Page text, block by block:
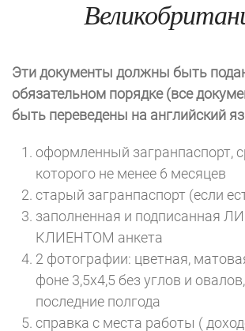
Эти документы должны быть
обязательном порядке (все
быть переведены на английский
оформленный загранпаспорт,
которого не менее 6 месяцев
старый загранпаспорт (если
заполненная и подписанная
КЛИЕНТОМ анкета
2 фотографии: цветная,
фоне 3,5х4,5 без углов и
последние полгода
справка с места работы (